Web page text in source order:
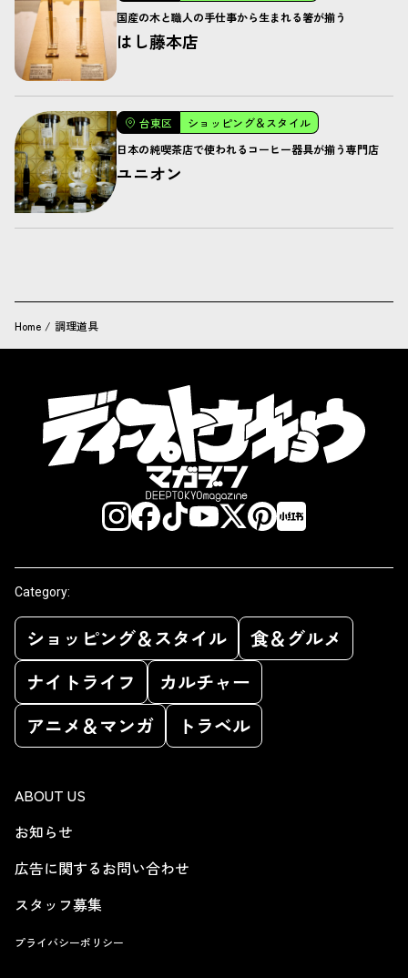
国産の木と職人の手仕事から生まれる箸が揃う
はし藤本店
台東区
ショッピング＆スタイル
日本の純喫茶店で使われるコーヒー器具が揃う専門店
ユニオン
Home / 調理道具
Category:
ショッピング＆スタイル
食＆グルメ
ナイトライフ
カルチャー
アニメ＆マンガ
トラベル
ABOUT US
お知らせ
広告に関するお問い合わせ
スタッフ募集
プライバシーポリシー